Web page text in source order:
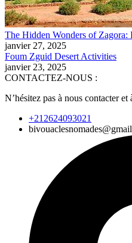
The Hidden Wonders of Zagora:
janvier 27, 2025
Foum Zguid Desert Activities
janvier 23, 2025
CONTACTEZ-NOUS :
N’hésitez pas à nous contacter
+212624093021